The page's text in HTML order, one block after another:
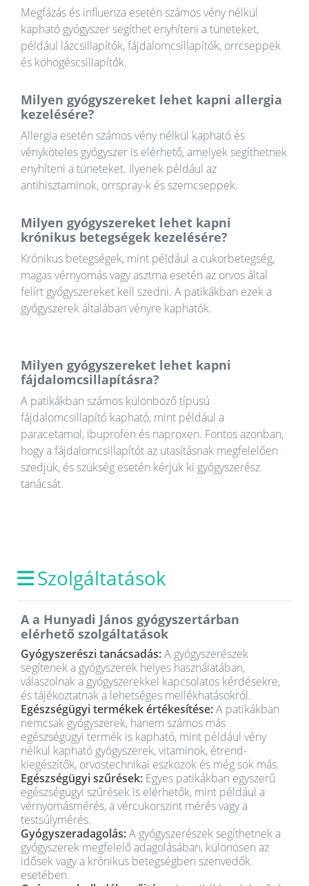
Megfázás és influenza esetén számos vény nélkül
kapható gyógyszer segíthet enyhíteni a tüneteket,
például lázcsillapítók, fájdalomcsillapítók, orrcseppek
és köhögéscsillapítók.
Milyen gyógyszereket lehet kapni allergia
kezelésére?
Allergia esetén számos vény nélkül kapható és
vényköteles gyógyszer is elérhető, amelyek segíthetnek
enyhíteni a tüneteket. Ilyenek például az
antihisztaminok, orrspray-k és szemcseppek.
Milyen gyógyszereket lehet kapni
krónikus betegségek kezelésére?
Krónikus betegségek, mint például a cukorbetegség,
magas vérnyomás vagy asztma esetén az orvos által
felírt gyógyszereket kell szedni. A patikákban ezek a
gyógyszerek általában vényre kaphatók.
Milyen gyógyszereket lehet kapni
fájdalomcsillapításra?
A patikákban számos különböző típusú
fájdalomcsillapító kapható, mint például a
paracetamol, ibuprofen és naproxen. Fontos azonban,
hogy a fájdalomcsillapítót az utasításnak megfelelően
szedjük, és szükség esetén kérjük ki gyógyszerész
tanácsát.
Szolgáltatások
A a Hunyadi János gyógyszertárban
elérhető szolgáltatások
Gyógyszerészi tanácsadás:A gyógyszerészek
segítenek a gyógyszerek helyes használatában,
válaszolnak a gyógyszerekkel kapcsolatos kérdésekre,
és tájékoztatnak a lehetséges mellékhatásokról.
Egészségügyi termékek értékesítése:A patikákban
nemcsak gyógyszerek, hanem számos más
egészségügyi termék is kapható, mint például vény
nélkül kapható gyógyszerek, vitaminok, étrend-
kiegészítők, orvostechnikai eszközök és még sok más.
Egészségügyi szűrések: Egyes patikákban egyszerű
egészségügyi szűrések is elérhetők, mint például a
vérnyomásmérés, a vércukorszint mérés vagy a
testsúlymérés.
Gyógyszeradagolás:A gyógyszerészek segíthetnek a
gyógyszerek megfelelő adagolásában, különösen az
idősek vagy a krónikus betegségben szenvedők
esetében.